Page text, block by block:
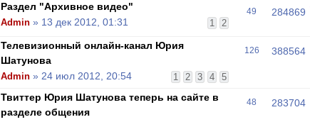
Раздел "Архивное видео"
1 2
Admin » 13 дек 2012, 01:31
49 284869
Телевизионный онлайн-канал Юрия
Шатунова
1 2 3 4 5
Admin » 24 июл 2012, 20:54
126 388564
Твиттер Юрия Шатунова теперь на сайте в
разделе общения
48 283704